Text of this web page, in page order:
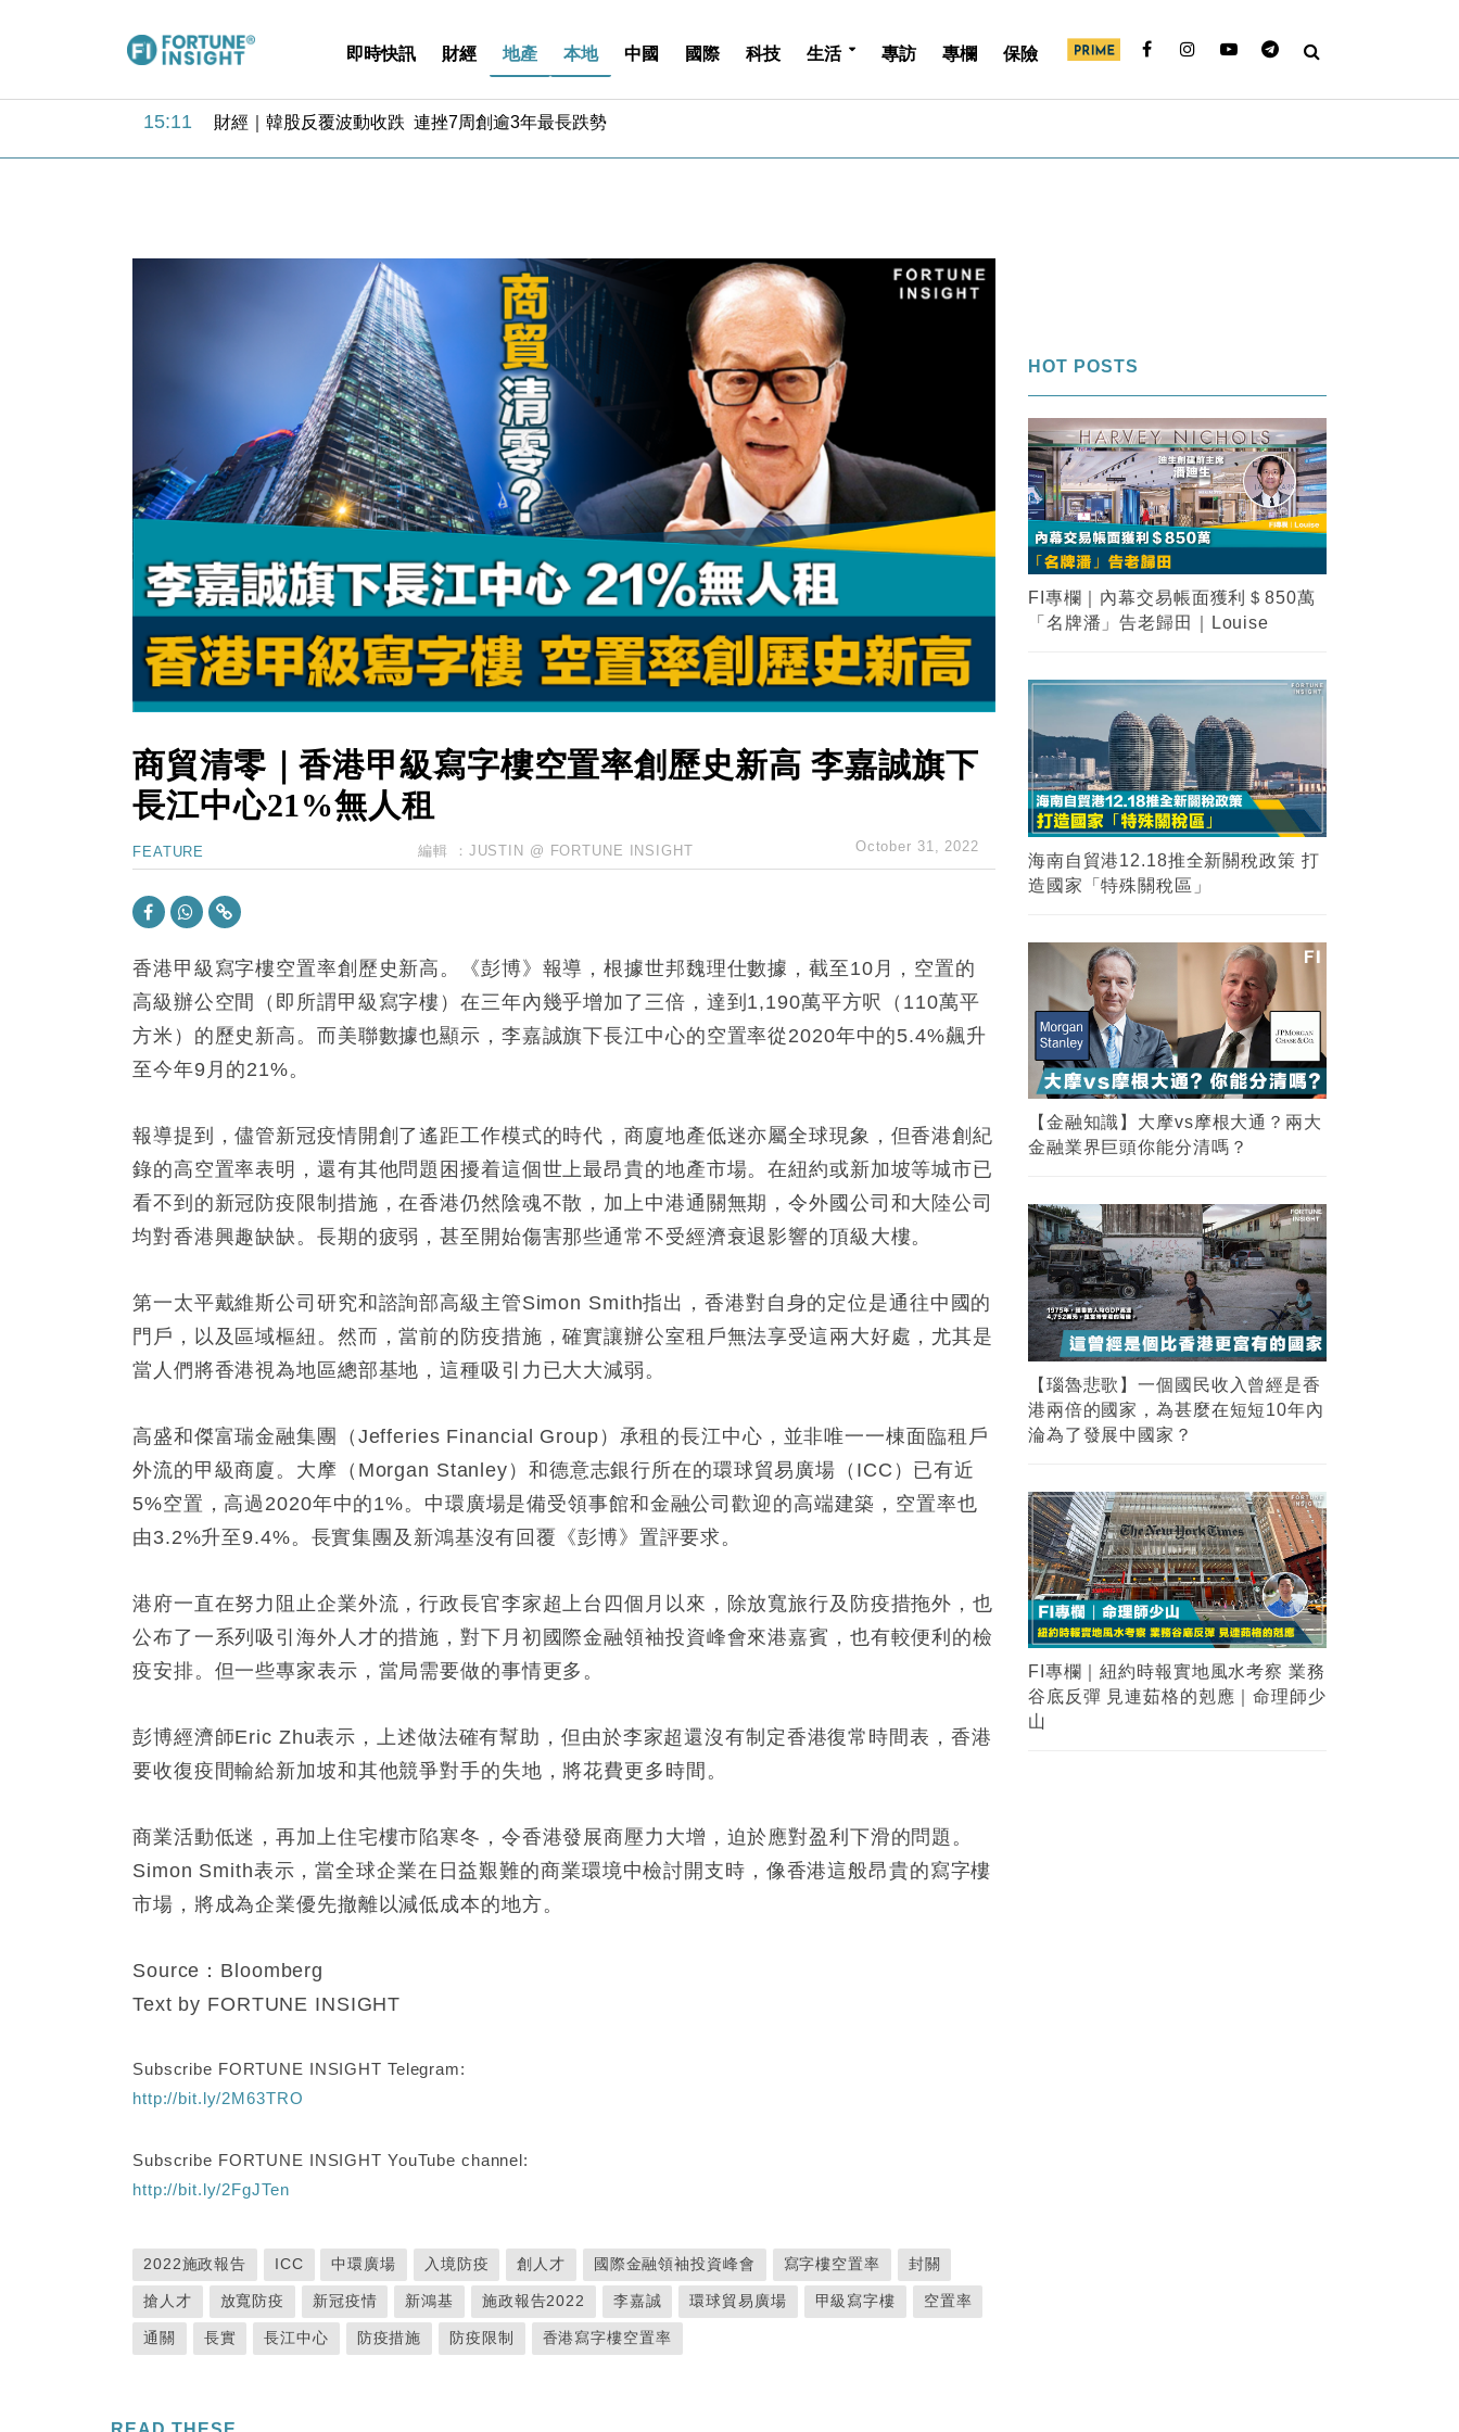
即時快訊 財經 地產 本地 中國 國際 科技 生活 專訪 專欄 保險
15:47 財經｜恒隆10月換帥 玩具「反」斗城亞洲CEO蔡德粦接任
15:11 財經｜韓股反覆波動收跌 連挫7周創逾3年最長跌勢
11:30 財經｜精星香港夥菜鳥拓全球智慧倉儲市場 加快海外市場落地
地產｜大酒店中期轉賺2300萬元 斥21億翻新香港及東京半島
國際｜特朗普赴洛杉磯高球場活動前 男子攜槍彈被捕
財經｜香港7月PMI回落至51 企業擴張放慢兼縮減人手
財經｜恒隆10月換帥 玩具「反」斗城亞洲CEO蔡德粦接任
財經｜韓股反覆波動收跌 連挫7周創逾3年最長跌勢
財經｜內地7月美元計價出口增近24%勝預期 貿易順差達1125億美元
12:44 財經｜日本春季三度入市撐日圓 4月單日斥6.28萬億日圓干預創新高
11:12 國際｜特朗普料美伊戰事快結束 承認部分彈藥庫存緊張
15:59 財經｜SA售股自救後再出手 斥4億美元押注未上市公司
財經｜精星香港夥菜鳥拓全球智慧倉儲市場 加快海外市場落地
14:50 地產｜大酒店中期轉賺2300萬元 斥21億翻新香港及東京半島
13:12 國際｜特朗普赴洛杉磯高球場活動前 男子攜槍彈被捕
12:30 財經｜香港7月PMI回落至51 企業擴張放慢兼縮減人手
商貿清零｜香港甲級寫字樓空置率創歷史新高 李嘉誠旗下
長江中心21%無人租
FEATURE 編輯 ： JUSTIN @ FORTUNE INSIGHT October 31, 2022
香港甲級寫字樓空置率創歷史新高。《彭博》報導，根據世邦魏理仕數據，截至10月，空置的
高級辦公空間（即所謂甲級寫字樓）在三年內幾乎增加了三倍，達到1,190萬平方呎（110萬平
方米）的歷史新高。而美聯數據也顯示，李嘉誠旗下長江中心的空置率從2020年中的5.4%飆升
至今年9月的21%。
報導提到，儘管新冠疫情開創了遙距工作模式的時代，商廈地產低迷亦屬全球現象，但香港創紀
錄的高空置率表明，還有其他問題困擾着這個世上最昂貴的地產市場。在紐約或新加坡等城市已
看不到的新冠防疫限制措施，在香港仍然陰魂不散，加上中港通關無期，令外國公司和大陸公司
均對香港興趣缺缺。長期的疲弱，甚至開始傷害那些通常不受經濟衰退影響的頂級大樓。
第一太平戴維斯公司研究和諮詢部高級主管Simon Smith指出，香港對自身的定位是通往中國的
門戶，以及區域樞紐。然而，當前的防疫措施，確實讓辦公室租戶無法享受這兩大好處，尤其是
當人們將香港視為地區總部基地，這種吸引力已大大減弱。
高盛和傑富瑞金融集團（Jefferies Financial Group）承租的長江中心，並非唯一一棟面臨租戶
外流的甲級商廈。大摩（Morgan Stanley）和德意志銀行所在的環球貿易廣場（ICC）已有近
5%空置，高過2020年中的1%。中環廣場是備受領事館和金融公司歡迎的高端建築，空置率也
由3.2%升至9.4%。長實集團及新鴻基沒有回覆《彭博》置評要求。
港府一直在努力阻止企業外流，行政長官李家超上台四個月以來，除放寬旅行及防疫措拖外，也
公布了一系列吸引海外人才的措施，對下月初國際金融領袖投資峰會來港嘉賓，也有較便利的檢
疫安排。但一些專家表示，當局需要做的事情更多。
彭博經濟師Eric Zhu表示，上述做法確有幫助，但由於李家超還沒有制定香港復常時間表，香港
要收復疫間輸給新加坡和其他競爭對手的失地，將花費更多時間。
商業活動低迷，再加上住宅樓市陷寒冬，令香港發展商壓力大增，迫於應對盈利下滑的問題。
Simon Smith表示，當全球企業在日益艱難的商業環境中檢討開支時，像香港這般昂貴的寫字樓
市場，將成為企業優先撤離以減低成本的地方。
Source：Bloomberg
Text by FORTUNE INSIGHT
Subscribe FORTUNE INSIGHT Telegram:
http://bit.ly/2M63TRO
Subscribe FORTUNE INSIGHT YouTube channel:
http://bit.ly/2FgJTen
2022施政報告 ICC 中環廣場 入境防疫 創人才 國際金融領袖投資峰會 寫字樓空置率 封關
搶人才 放寬防疫 新冠疫情 新鴻基 施政報告2022 李嘉誠 環球貿易廣場 甲級寫字樓 空置率
通關 長實 長江中心 防疫措施 防疫限制 香港寫字樓空置率
HOT POSTS
FI專欄｜內幕交易帳面獲利＄850萬
「名牌潘」告老歸田｜Louise
海南自貿港12.18推全新關稅政策 打
造國家「特殊關稅區」
【金融知識】大摩vs摩根大通？兩大
金融業界巨頭你能分清嗎？
【瑙魯悲歌】一個國民收入曾經是香
港兩倍的國家，為甚麼在短短10年內
淪為了發展中國家？
FI專欄｜紐約時報實地風水考察 業務
谷底反彈 見連茹格的剋應｜命理師少
山